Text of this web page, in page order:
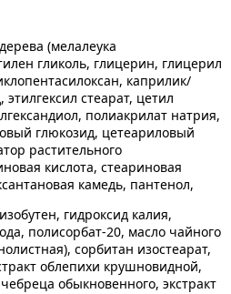
(мелалеука
гликоль, глицерин, глицерил
каприлик/
стеарат, цетил
полиакрилат натрия,
глюкозид, цетеариловый
растительного
кислота, стеариновая
камедь, пантенол,
гидроксид калия,
полисорбат-20, масло чайного
сорбитан изостеарат,
облепихи крушновидной,
обыкновенного, экстракт